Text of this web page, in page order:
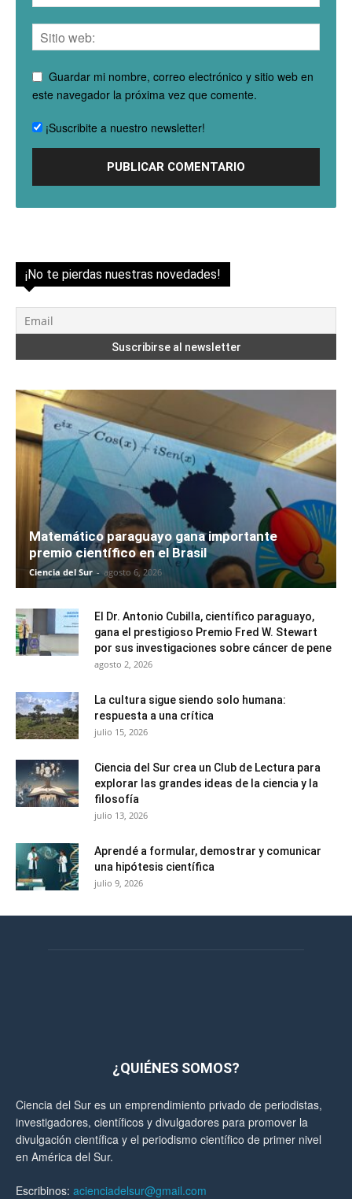
Guardar mi nombre, correo electrónico y sitio web en
este navegador la próxima vez que comente.
¡Suscribite a nuestro newsletter!
¡No te pierdas nuestras novedades!
Matemático paraguayo gana importante
premio científico en el Brasil
Ciencia del Sur - agosto 6, 2026
El Dr. Antonio Cubilla, científico paraguayo,
gana el prestigioso Premio Fred W. Stewart
por sus investigaciones sobre cáncer de pene
agosto 2, 2026
La cultura sigue siendo solo humana:
respuesta a una crítica
julio 15, 2026
Ciencia del Sur crea un Club de Lectura para
explorar las grandes ideas de la ciencia y la
filosofía
julio 13, 2026
Aprendé a formular, demostrar y comunicar
una hipótesis científica
julio 9, 2026
¿QUIÉNES SOMOS?
Ciencia del Sur es un emprendimiento privado de periodistas,
investigadores, científicos y divulgadores para promover la
divulgación científica y el periodismo científico de primer nivel
en América del Sur.
Escribinos: acienciadelsur@gmail.com